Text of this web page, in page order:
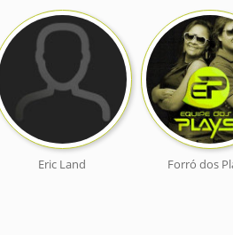
Eric Land Forró dos